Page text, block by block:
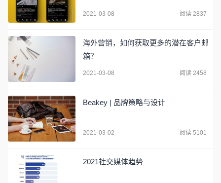
2021-03-08 阅读 2837
海外营销，如何获取更多的潜在客户邮
箱？
2021-03-08 阅读 2458
Beakey | 品牌策略与设计
2021-03-02 阅读 5101
2021社交媒体趋势